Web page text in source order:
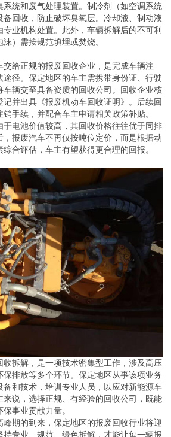
系统和废气处理装置。制冷剂（如空调系统
回收，防止破坏臭氧层。冷却液、制动液
业机构处置。此外，车辆拆解后的不可利
）需按规范填埋或焚烧。
交给正规的报废回收企业，是完成车辆注
径。保定地区的车主需携带身份证、行驶
车辆交至具备资质的回收公司。回收企业核
并出具《报废机动车回收证明》。后续回
手续，并配合车主申请相关政策补贴。
于电池价值较高，其回收价格往往优于同排
报废汽车不再仅按吨位定价，而是根据动
合评估，车主有望获得更合理的回报。
收拆解，是一项技术密集型工作，涉及高压
保排放等多个环节。保定地区从事该项业务
备和技术，培训专业人员，以应对新能源车
来说，选择正规、有经验的回收公司，既能
事业贡献力量。
期的到来，保定地区的报废回收行业将迎
专业、规范、绿色拆解，才能让每一辆报